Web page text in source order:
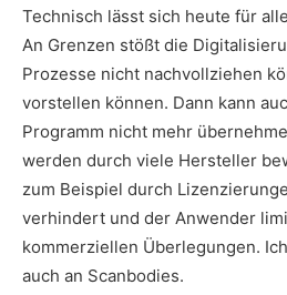
Technisch lässt sich heute für
An Grenzen stößt die
Prozesse nicht nachvollziehen
vorstellen können. Dann kann
Programm nicht mehr
werden durch viele Hersteller
zum Beispiel durch
verhindert und der Anwender
kommerziellen Überlegungen.
auch an Scanbodies.